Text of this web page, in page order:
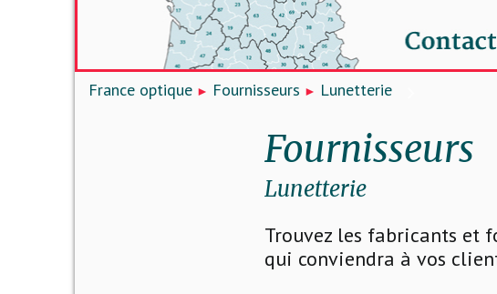
France optique Fournisseurs Lunetterie
Fournisseurs
Lunetterie
Trouvez les fabricants et
qui conviendra à vos